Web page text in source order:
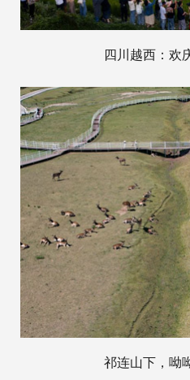
四川越西：欢
祁连山下，呦